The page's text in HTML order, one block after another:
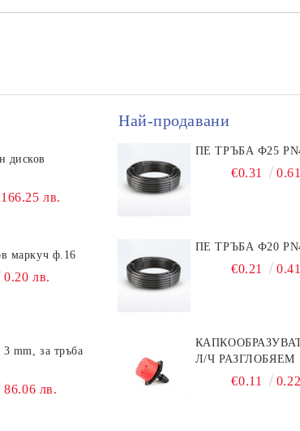
дисков
166.25 лв.
маркуч ф.16
0.20 лв.
mm, за тръба
86.06 лв.
Най-продавани
ПЕ ТРЪБА Ф25
€0.31
ПЕ ТРЪБА Ф20
€0.21
Л/Ч РАЗГЛОБЯЕМ
€0.11